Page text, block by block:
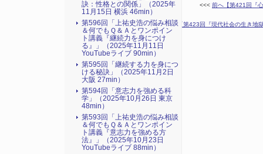
<<< 前へ【第421回『
次へ【第423回『現代社会の生き地
訣：性格との関係」（2025年
11月15日 横浜 46min）
第596回「上祐史浩の悩み相談
＆何でもＱ＆Ａとワンポイン
ト講義『継続力を身につけ
る』​」（2025年11月11日
YouTubeライブ 90min）
第595回「継続する力を身につ
ける秘訣」（2025年11月2日
大阪 27min）
第594回「意志力を強める科
学」（2025年10月26日 東京
48min）
第593回「上祐史浩の悩み相談
＆何でもＱ＆Ａとワンポイン
ト講義『意志力を強める方
法』​」（2025年10月23日
YouTubeライブ 88min）